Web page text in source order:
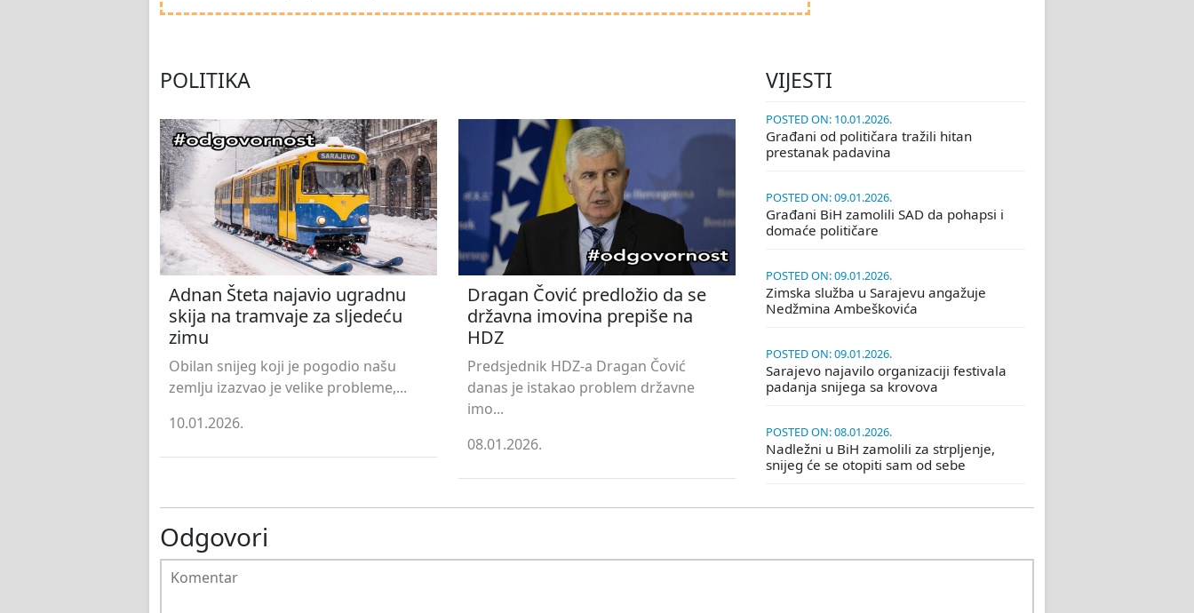
POLITIKA
Adnan Šteta najavio ugradnu
skija na tramvaje za sljedeću
zimu
Obilan snijeg koji je pogodio našu
zemlju izazvao je velike probleme,...
10.01.2026.
Dragan Čović predložio da se
državna imovina prepiše na
HDZ
Predsjednik HDZ-a Dragan Čović
danas je istakao problem državne
imo...
08.01.2026.
VIJESTI
POSTED ON: 10.01.2026.
Građani od političara tražili hitan
prestanak padavina
POSTED ON: 09.01.2026.
Građani BiH zamolili SAD da pohapsi i
domaće političare
POSTED ON: 09.01.2026.
Zimska služba u Sarajevu angažuje
Nedžmina Ambeškovića
POSTED ON: 09.01.2026.
Sarajevo najavilo organizaciji festivala
padanja snijega sa krovova
POSTED ON: 08.01.2026.
Nadležni u BiH zamolili za strpljenje,
snijeg će se otopiti sam od sebe
Odgovori